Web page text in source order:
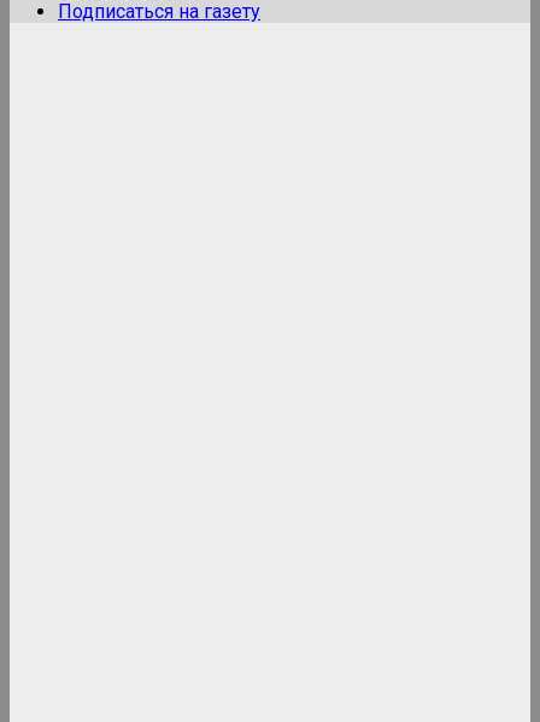
Подписаться на газету